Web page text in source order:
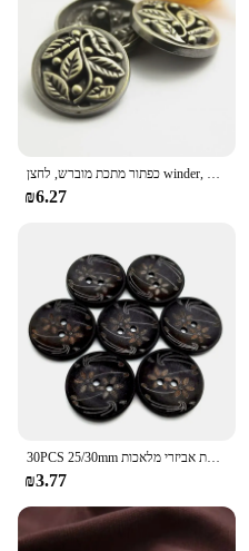
כפתור מתכת מוברש, לחצן winder, קישוט רטרו, קישוט רטרו, קישוטים, 18-40 מ "מ, 10 יחידות
₪6.27
30PCS 25/30mm גדול פרח דפוס עץ כפתורי בגדי תפירת אביזרי מלאכות DIY רעיונות עיצוב הבית וגינה
₪3.77